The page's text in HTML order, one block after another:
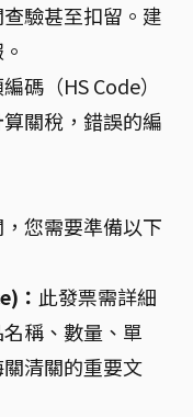
驗甚至扣留。建
碼（HS Code）
關稅，錯誤的編
您需要準備以下
： 此發票需詳細
稱、數量、單
清關的重要文